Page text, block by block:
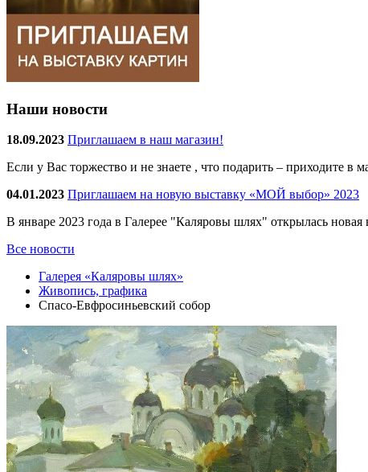
Наши новости
18.09.2023 Приглашаем в наш магазин!
Если у Вас торжество и не знаете , что подарить – приходите в
04.01.2023 Приглашаем на новую выставку «МОЙ выбор» 2023
В январе 2023 года в Галерее "Каляровы шлях" открылась
Все новости
Галерея «Каляровы шлях»
Живопись, графика
Спасо-Евфросиньевский собор